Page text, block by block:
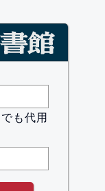
も代用